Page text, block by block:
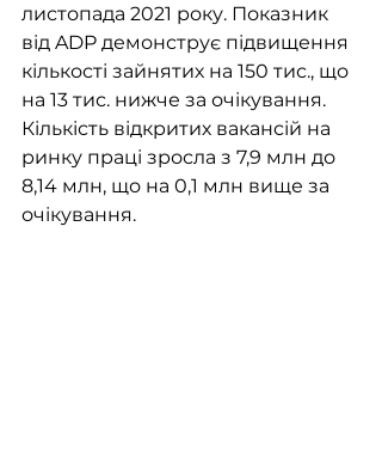
листопада 2021 року. Показник
від ADP демонструє підвищення
кількості зайнятих на 150 тис., що
на 13 тис. нижче за очікування.
Кількість відкритих вакансій на
ринку праці зросла з 7,9 млн до
8,14 млн, що на 0,1 млн вище за
очікування.